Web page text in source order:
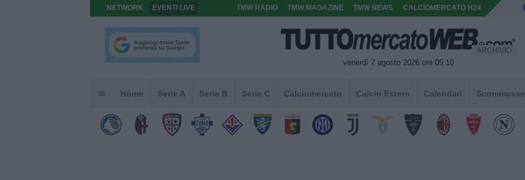
NETWORK EVENTI LIVE TMW RADIO TMW MAGAZINE TMW NEWS CALCIOMERCATO H24
venerdì 7 agosto 2026 ore 05:10
ARCHIVIO
Home Serie A Serie B Serie C Calciomercato Calcio Estero Calendari Scommesse